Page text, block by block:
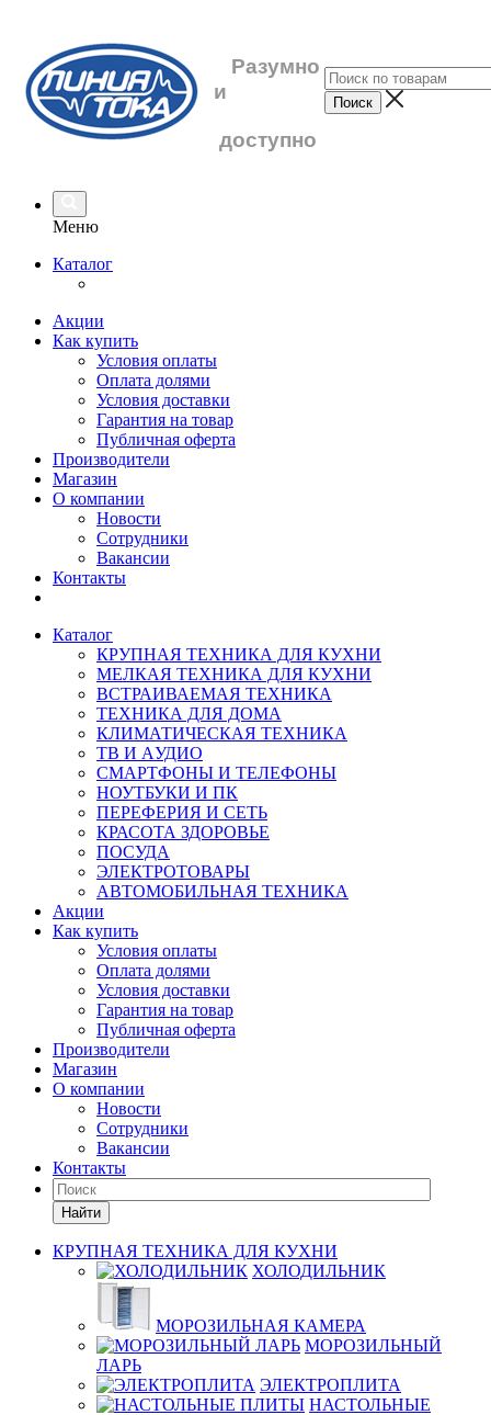
Разумно
и
доступно
Меню
Каталог
Акции
Как купить
Условия оплаты
Оплата долями
Условия доставки
Гарантия на товар
Публичная оферта
Производители
Магазин
О компании
Новости
Сотрудники
Вакансии
Контакты
Каталог
КРУПНАЯ ТЕХНИКА ДЛЯ КУХНИ
МЕЛКАЯ ТЕХНИКА ДЛЯ КУХНИ
ВСТРАИВАЕМАЯ ТЕХНИКА
ТЕХНИКА ДЛЯ ДОМА
КЛИМАТИЧЕСКАЯ ТЕХНИКА
ТВ И AУДИО
СМАРТФОНЫ И ТЕЛЕФОНЫ
НОУТБУКИ И ПК
ПЕРЕФЕРИЯ И СЕТЬ
КРАСОТА ЗДОРОВЬЕ
ПОСУДА
ЭЛЕКТРОТОВАРЫ
АВТОМОБИЛЬНАЯ ТЕХНИКА
Акции
Как купить
Условия оплаты
Оплата долями
Условия доставки
Гарантия на товар
Публичная оферта
Производители
Магазин
О компании
Новости
Сотрудники
Вакансии
Контакты
Найти
КРУПНАЯ ТЕХНИКА ДЛЯ КУХНИ
ХОЛОДИЛЬНИК
МОРОЗИЛЬНАЯ КАМЕРА
МОРОЗИЛЬНЫЙ
ЛАРЬ
ЭЛЕКТРОПЛИТА
НАСТОЛЬНЫЕ